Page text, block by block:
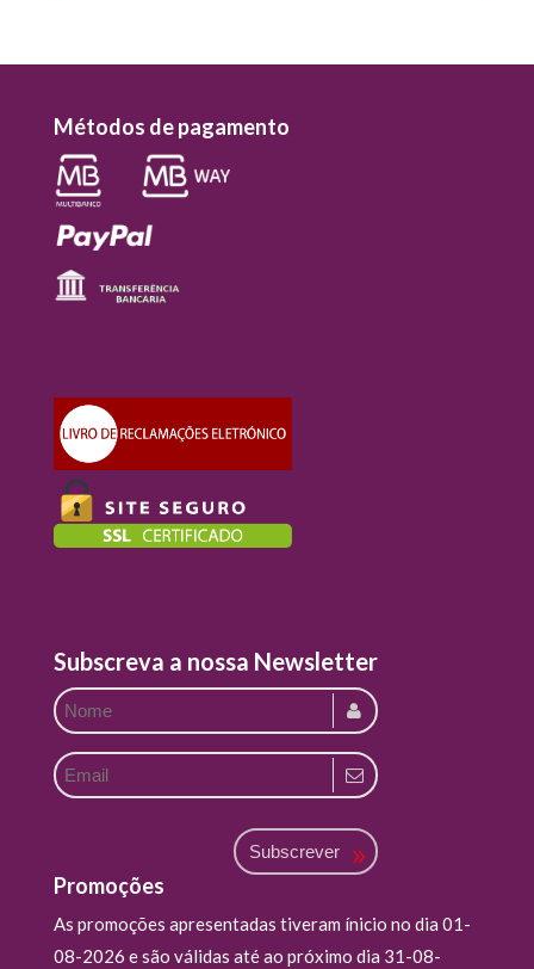
Métodos de pagamento
Subscreva a nossa Newsletter
Subscrever
Promoções
As promoções apresentadas tiveram ínicio no dia 01-
08-2026 e são válidas até ao próximo dia 31-08-